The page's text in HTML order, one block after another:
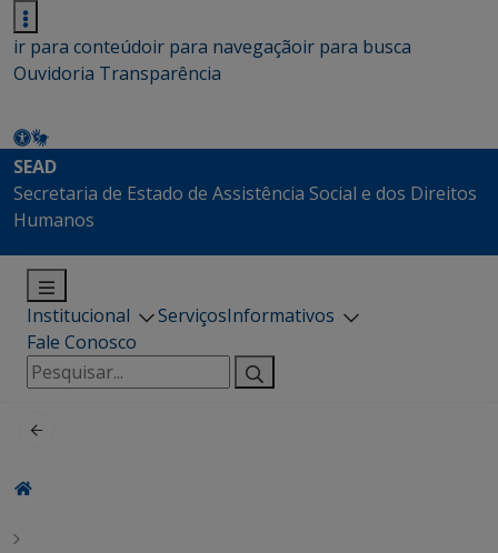
ir para conteúdoir para navegaçãoir para busca
Ouvidoria Transparência
SEAD
Secretaria de Estado de Assistência Social e dos Direitos
Humanos
Institucional ServiçosInformativos
Fale Conosco
Pesquisar
por: